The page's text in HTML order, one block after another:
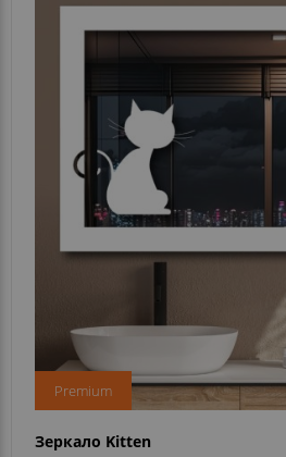
Premium
Зеркало Kitten